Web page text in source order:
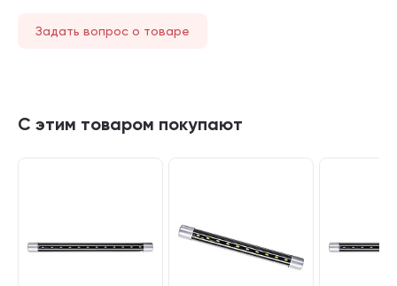
Задать вопрос о товаре
С этим товаром покупают